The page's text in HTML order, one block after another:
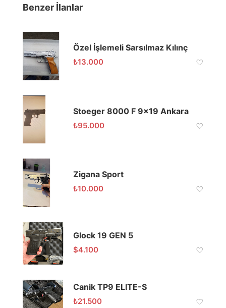
Benzer İlanlar
Özel İşlemeli Sarsılmaz Kılınç
₺13.000
Stoeger 8000 F 9×19 Ankara
₺95.000
Zigana Sport
₺10.000
Glock 19 GEN 5
$4.100
Canik TP9 ELITE-S
₺21.500